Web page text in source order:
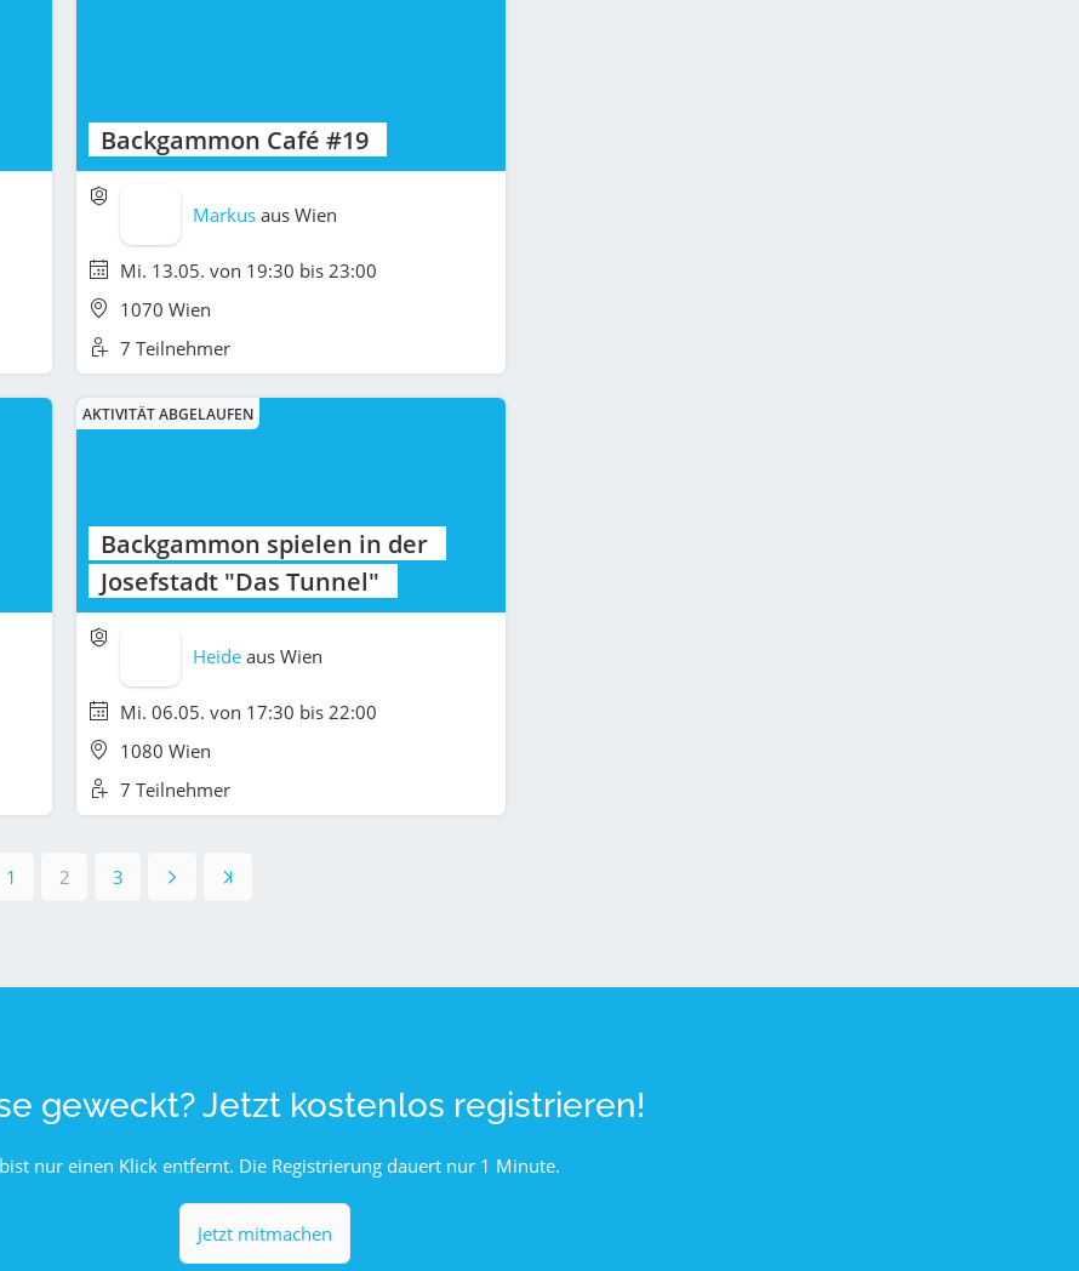
Backgammon Café #19
Markus aus Wien
Mi. 13.05. von 19:30 bis 23:00
1070 Wien
7 Teilnehmer
AKTIVITÄT ABGELAUFEN
Backgammon spielen in der
Josefstadt "Das Tunnel"
Heide aus Wien
Mi. 06.05. von 17:30 bis 22:00
1080 Wien
7 Teilnehmer
1 2 3
geweckt? Jetzt kostenlos registrieren!
nur einen Klick entfernt. Die Registrierung dauert nur 1 Minute.
Jetzt mitmachen